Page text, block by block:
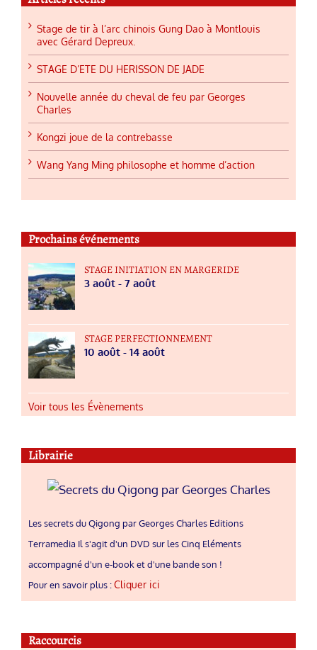
Stage de tir à l’arc chinois Gung Dao à Montlouis
avec Gérard Depreux.
STAGE D’ETE DU HERISSON DE JADE
Nouvelle année du cheval de feu par Georges
Charles
Kongzi joue de la contrebasse
Wang Yang Ming philosophe et homme d’action
Prochains événements
STAGE INITIATION EN MARGERIDE
3 août - 7 août
STAGE PERFECTIONNEMENT
10 août - 14 août
Voir tous les Évènements
Librairie
Les secrets du Qigong par Georges Charles Editions
Terramedia Il s'agit d'un DVD sur les Cinq Eléments
accompagné d'un e-book et d'une bande son !
Pour en savoir plus :Cliquer ici
Raccourcis